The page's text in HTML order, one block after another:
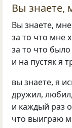
Вы знаете,
Вы знаете,
за то что мне
за то что
и на пустяк я
вы знаете, я
дружил,
и каждый раз
что выиграю